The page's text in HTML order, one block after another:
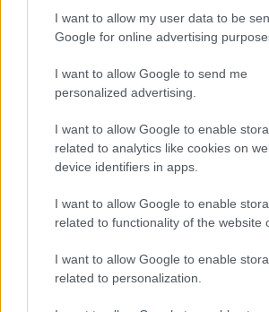
I want to allow my user data to be
Google for online advertising
I want to allow Google to send me
personalized advertising.
I want to allow Google to enable
related to analytics like cookies on
device identifiers in apps.
I want to allow Google to enable
related to functionality of the website
I want to allow Google to enable
related to personalization.
Vāvere
laikam